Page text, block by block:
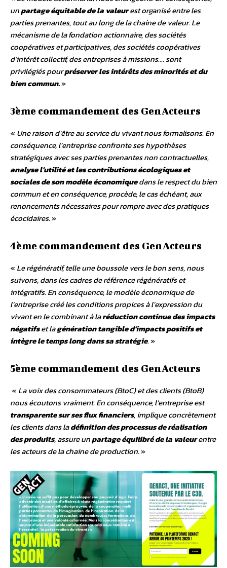
unpartage équitable de la valeurest organisé entre les
parties prenantes, tout au long de la chaine de valeur. Le
mécanisme de la fondation actionnaire, des sociétés
coopératives et participatives, des sociétés coopératives
d’intérêt collectif, des entreprises à missions…. sont
privilégiés pourpréserver les intérêts des minorités et du
bien commun.»
3ème commandement des GenActeurs
« Une raison d’être au service du vivant nous formalisons. En
conséquence, l’entreprise confronte ses hypothèses
stratégiques avec ses parties prenantes non contractuelles,
analyse l’utilité et les contributions écologiques et
sociales de son modèle économiquedans le respect du bien
commun et en conséquence, procède, le cas échéant, aux
renoncements nécessaires pour rompre avec des pratiques
écocidaires. »
4ème commandement des GenActeurs
« Le régénératif, telle une boussole vers le bon sens, nous
suivons, dans les cadres de référence régénératifs et
intégratifs. En conséquence, le modèle économique de
l’entreprise créé les conditions propices à l’expression du
vivant en le combinant à laréduction continue des impacts
négatifset lagénération tangible d’impacts positifs et
intègre le temps long dans sa stratégie.»
5ème commandement des GenActeurs
« La voix des consommateurs (BtoC) et des clients (BtoB)
nous écoutons vraiment. En conséquence, l’entreprise est
transparente sur ses flux financiers, implique concrètement
les clients dans ladéfinition des processus de réalisation
des produits, assure unpartage équilibré de la valeurentre
les acteurs de la chaine de production. »